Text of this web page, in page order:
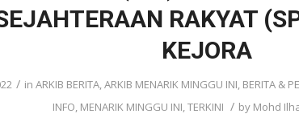
RAKYAT
KEJORA
/ in ARKIB BERITA,ARKIB MENARIK MINGGU INI, BERITA &
INFO, MENARIK MINGGU INI,TERKINI / by Mohd